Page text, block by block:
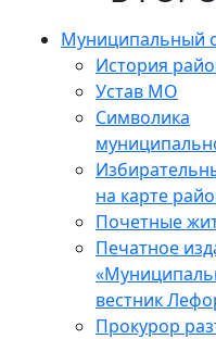
Муниципальный
История
Устав МО
Символика
на карте
Почетные
Печатное
вестник
Прокурор